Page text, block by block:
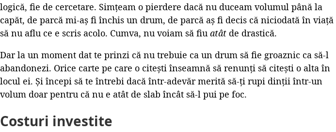
logică, fie de cercetare. Simțeam o pierdere dacă nu duceam volumul până la
capăt, de parcă mi-aș fi închis un drum, de parcă aș fi decis că niciodată în viață
să nu aflu ce e scris acolo. Cumva, nu voiam să fiu atât de drastică.
Dar la un moment dat te prinzi că nu trebuie ca un drum să fie groaznic ca să-l
abandonezi. Orice carte pe care o citești înseamnă să renunți să citești o alta în
locul ei. Și începi să te întrebi dacă într-adevăr merită să-ți rupi dinții într-un
volum doar pentru că nu e atât de slab încât să-l pui pe foc.
Costuri investite